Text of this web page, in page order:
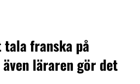
franska på
läraren gör det